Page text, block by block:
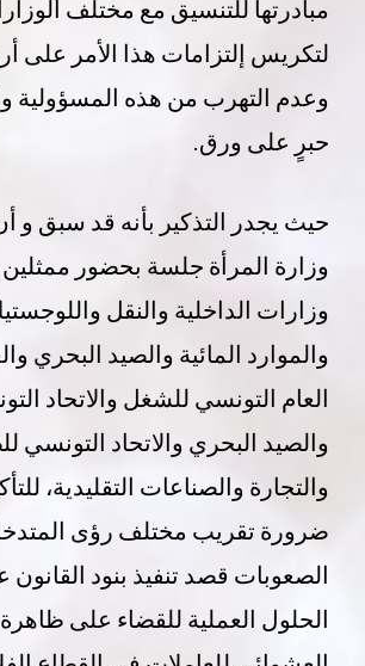
مبادرتها للتنسيق مع مختلف
لتكريس إلتزامات هذا الأمر على
وعدم التهرب من هذه المسؤولية
حبرٍ على ورق.
حيث يجدر التذكير بأنه قد سبق و
وزارة المرأة جلسة بحضور
وزارات الداخلية والنقل
والموارد المائية والصيد البحري
العام التونسي للشغل والاتحاد
والصيد البحري والاتحاد التونسي
والتجارة والصناعات التقليدية،
ضرورة تقريب مختلف رؤى
الحلول العملية للقضاء على